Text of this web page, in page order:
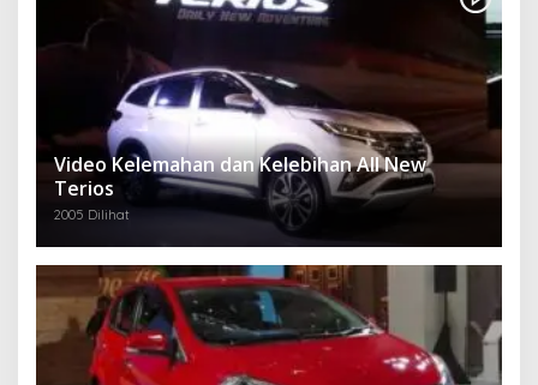
Video Kelemahan dan Kelebihan All New
Terios
2005 Dilihat